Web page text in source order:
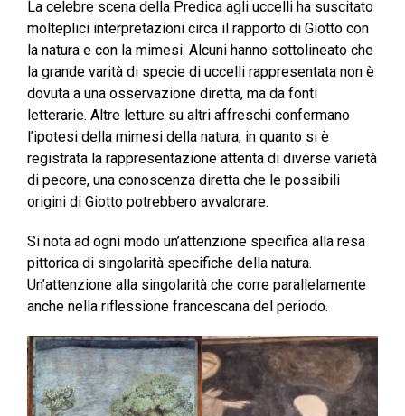
La celebre scena della Predica agli uccelli ha suscitato
molteplici interpretazioni circa il rapporto di Giotto con
la natura e con la mimesi. Alcuni hanno sottolineato che
la grande varità di specie di uccelli rappresentata non è
dovuta a una osservazione diretta, ma da fonti
letterarie. Altre letture su altri affreschi confermano
l’ipotesi della mimesi della natura, in quanto si è
registrata la rappresentazione attenta di diverse varietà
di pecore, una conoscenza diretta che le possibili
origini di Giotto potrebbero avvalorare.
Si nota ad ogni modo un’attenzione specifica alla resa
pittorica di singolarità specifiche della natura.
Un’attenzione alla singolarità che corre parallelamente
anche nella riflessione francescana del periodo.